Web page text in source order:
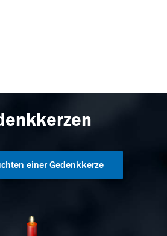
einer Gedenkkerze